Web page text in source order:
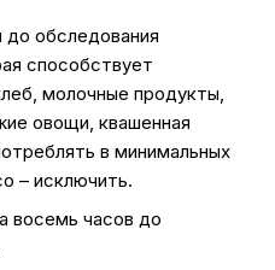
обследования
способствует
молочные продукты,
овощи, квашенная
в минимальных
– исключить.
восемь часов до